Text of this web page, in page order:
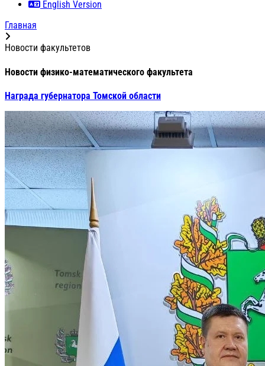
English Version
Главная
Новости факультетов
Новости физико-математического факультета
Награда губернатора Томской области